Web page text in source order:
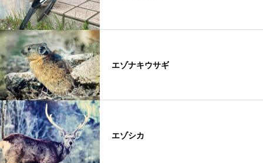
エゾナキウサギ
エゾシカ